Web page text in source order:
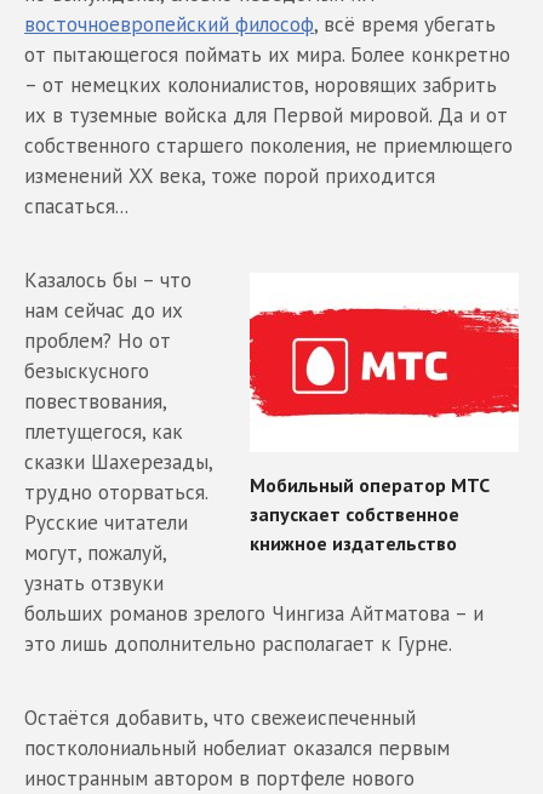
восточноевропейский философ, всё время убегать
от пытающегося поймать их мира. Более конкретно
– от немецких колониалистов, норовящих забрить
их в туземные войска для Первой мировой. Да и от
собственного старшего поколения, не приемлющего
изменений XX века, тоже порой приходится
спасаться...
Казалось бы – что
нам сейчас до их
проблем? Но от
безыскусного
повествования,
плетущегося, как
сказки Шахерезады,
трудно оторваться.
Русские читатели
могут, пожалуй,
узнать отзвуки
больших романов зрелого Чингиза Айтматова – и
это лишь дополнительно располагает к Гурне.
Остаётся добавить, что свежеиспеченный
постколониальный нобелиат оказался первым
иностранным автором в портфеле нового